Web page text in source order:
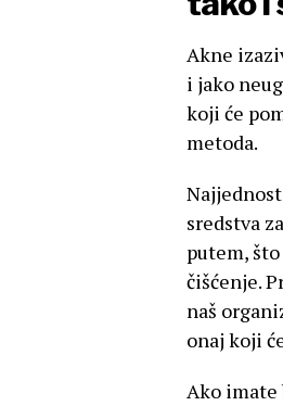
Akne
i jako
koji će
metoda.
sredstva
putem,
čišćenje.
naš
onaj koji
Ako imate